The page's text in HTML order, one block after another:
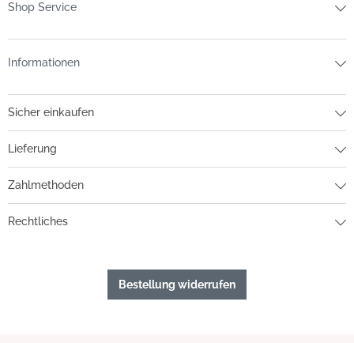
Shop Service
Informationen
Sicher einkaufen
Lieferung
Zahlmethoden
Rechtliches
Bestellung widerrufen